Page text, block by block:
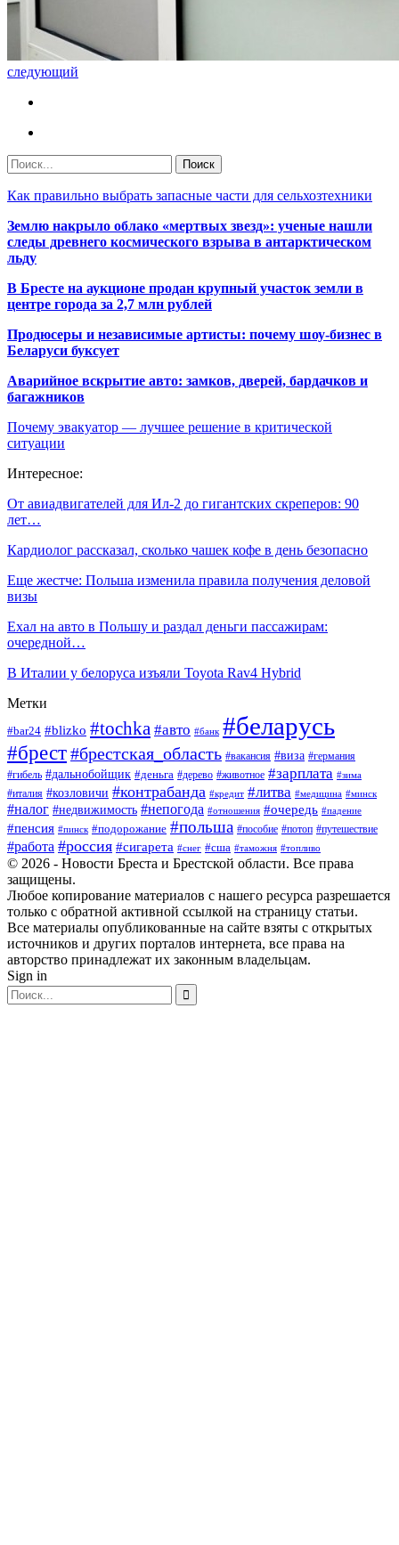
следующий
Как правильно выбрать запасные части для сельхозтехники
Землю накрыло облако «мертвых звезд»: ученые нашли
следы древнего космического взрыва в антарктическом
льду
В Бресте на аукционе продан крупный участок земли в
центре города за 2,7 млн рублей
Продюсеры и независимые артисты: почему шоу-бизнес в
Беларуси буксует
Аварийное вскрытие авто: замков, дверей, бардачков и
багажников
Почему эвакуатор — лучшее решение в критической
ситуации
Интересное:
От авиадвигателей для Ил-2 до гигантских скреперов: 90
лет…
Кардиолог рассказал, сколько чашек кофе в день безопасно
Еще жестче: Польша изменила правила получения деловой
визы
Ехал на авто в Польшу и раздал деньги пассажирам:
очередной…
В Италии у белоруса изъяли Toyota Rav4 Hybrid
Метки
#bar24 #blizko #tochka #авто #банк #беларусь
#брест#брестская_область #вакансия #виза #германия
#гибель #дальнобойщик #деньга #дерево #животное #зарплата #зима
#италия #козловичи #контрабанда #кредит #литва #медицина #минск
#налог #недвижимость #непогода #отношения #очередь #падение
#пенсия #пинск #подорожание #польша #пособие #потоп #путешествие
#работа #россия #сигарета #снег #сша #таможня #топливо
© 2026 - Новости Бреста и Брестской области. Все права
защищены.
Любое копирование материалов с нашего ресурса разрешается
только с обратной активной ссылкой на страницу статьи.
Все материалы опубликованные на сайте взяты с открытых
источников и других порталов интернета, все права на
авторство принадлежат их законным владельцам.
Sign in